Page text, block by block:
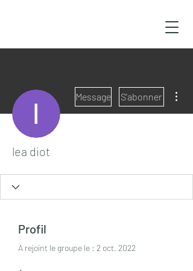
Message S'abonner
lea diot
Profil
A rejoint le groupe le : 2 oct. 2022